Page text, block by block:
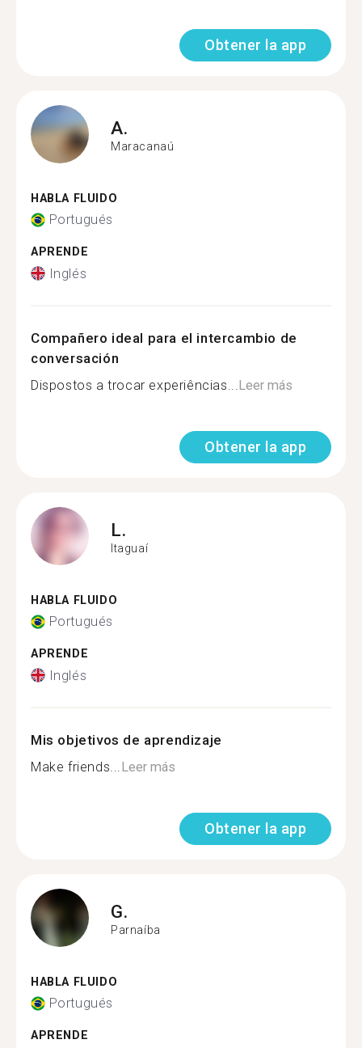
Obtener la app
A.
Maracanaú
HABLA FLUIDO
Portugués
APRENDE
Inglés
Compañero ideal para el intercambio de
conversación
Dispostos a trocar experiências... Leer más
Obtener la app
L.
Itaguaí
HABLA FLUIDO
Portugués
APRENDE
Inglés
Mis objetivos de aprendizaje
Make friends... Leer más
Obtener la app
G.
Parnaíba
HABLA FLUIDO
Portugués
APRENDE